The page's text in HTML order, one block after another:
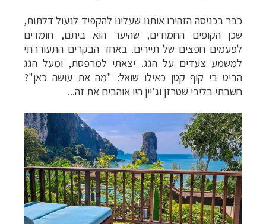
כבר בכניסה הזהירו אותנו שעלינו להקפיד לנעול דלתות,
שכן הקופים החמודים, שהיער הוא ביתם, חומדים
לפעמים חפצים של תיירים. באחד הבקרים התעוררתי
למשמע צעדים על הגג. יצאתי למרפסת, ומעל הגג
הביט בי קוף קטן כאילו שואל: "מה את עושה כאן"?
חשבתי בליבי שטרזן וג'יין היו אוהבים את זה...